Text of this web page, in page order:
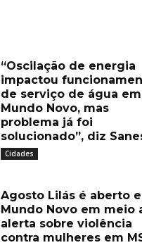
“Oscilação de energia
impactou
de serviço de água em
Mundo Novo, mas
problema já foi
solucionado”, diz
Cidades
Agosto Lilás é aberto
Mundo Novo em meio
alerta sobre violência
contra mulheres em